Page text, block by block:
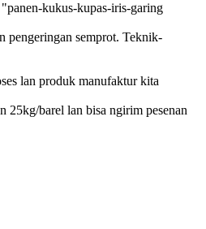
kukus-kupas-iris-garing
pengeringan semprot. Teknik-
lan produk manufaktur kita
25kg/barel lan bisa ngirim pesenan